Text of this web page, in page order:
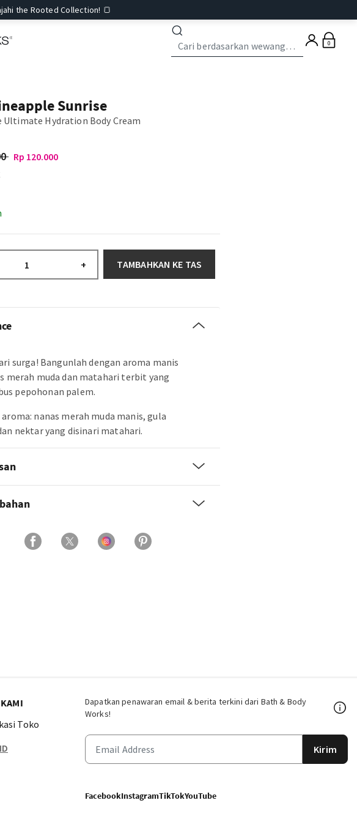
the Rooted Collection! 🍞
0
Sunrise
Ultimate Hydration Body Cream
Rp 120.000
+ TAMBAHKAN KE TAS
surga! Bangunlah dengan aroma manis
merah muda dan matahari terbit yang
pepohonan palem.
nanas merah muda manis, gula
nektar yang disinari matahari.
Dapatkan penawaran email & berita terkini dari Bath & Body
Works!
Kirim
FacebookInstagramTikTokYouTube
Toko
ID